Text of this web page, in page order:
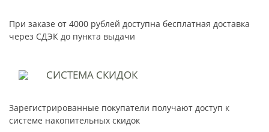
При заказе от 4000 рублей доступна бесплатная доставка
через СДЭК до пункта выдачи
СИСТЕМА СКИДОК
Зарегистрированные покупатели получают доступ к
системе накопительных скидок